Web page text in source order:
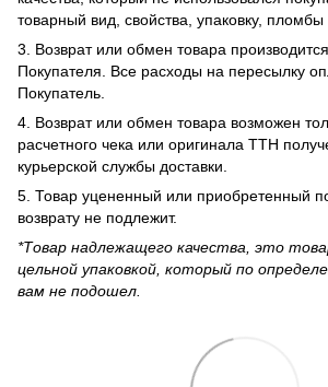
товарный вид, свойства, упаковку, пломбы
3. Возврат или обмен товара
Покупателя. Все расходы на пересылку
Покупатель.
4. Возврат или обмен товара возможен
расчетного чека или оригинала ТТН
курьерской службы доставки.
5. Товар уцененный или приобретенный
возврату не подлежит.
*Товар надлежащего качества, это
цельной упаковкой, который по
вам не подошел.